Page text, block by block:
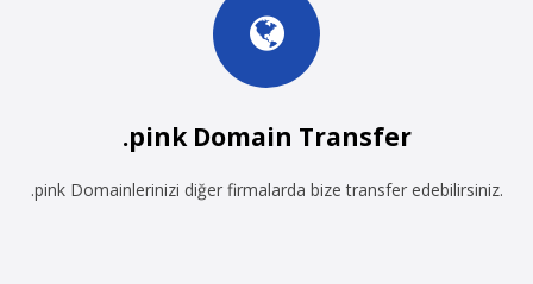
.pink Domain Transfer
.pink Domainlerinizi diğer firmalarda bize transfer edebilirsiniz.